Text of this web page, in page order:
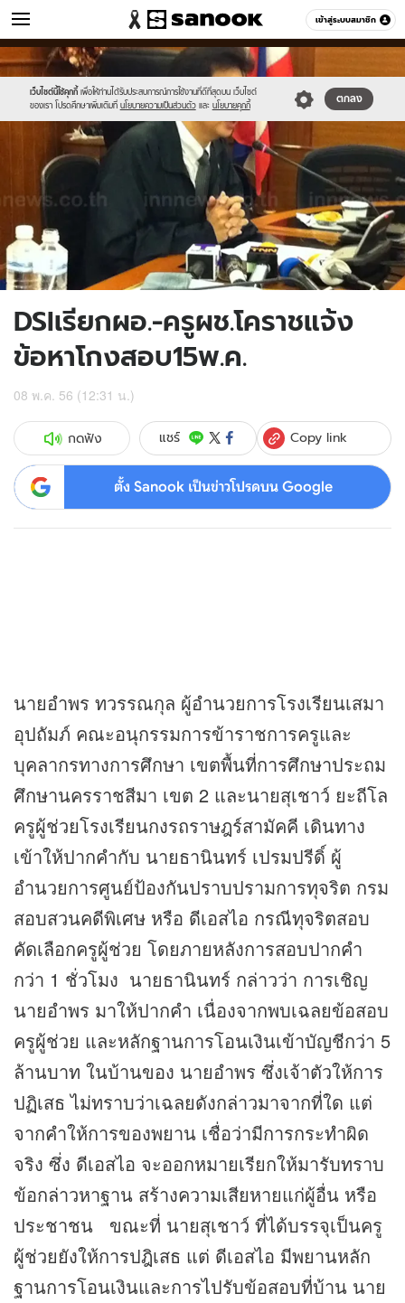
เข้าสู่ระบบสมาชิก
ข่าว หมวดอื่นๆ
เว็บไซต์นี้ใช้คุกกี้ เพื่อให้ท่านได้รับประสบการณ์การใช้งานที่ดีที่สุดบน เว็บไซต์
ของเรา โปรดศึกษาเพิ่มเติมที่ นโยบายความเป็นส่วนตัว และ นโยบายคุกกี้
ตกลง
Sanook
//s.isanook.com/sr/0/images/logo-
new-
sanook.png
600
60
//s.isanook.com/ns/0/ud/236/1184788/451429-
01.jpg
DSIเรียกผอ.-ครูผช.โคราชแจ้ง
ข้อหาโกงสอบ15พ.ค.
08 พ.ค. 56 (12:31 น.)
กดฟัง แชร์ Copy link
ตั้ง Sanook เป็นข่าวโปรดบน Google
นายอำพร ทวรรณกุล ผู้อำนวยการโรงเรียนเสมา
อุปถัมภ์ คณะอนุกรรมการข้าราชการครูและ
บุคลากรทางการศึกษา เขตพื้นที่การศึกษาประถม
ศึกษานครราชสีมา เขต 2 และนายสุเชาว์ ยะถีโล
ครูผู้ช่วยโรงเรียนกงรถราษฎร์สามัคคี เดินทาง
เข้าให้ปากคำกับ นายธานินทร์ เปรมปรีดิ์ ผู้
อำนวยการศูนย์ป้องกันปราบปรามการทุจริต กรม
สอบสวนคดีพิเศษ หรือ ดีเอสไอ กรณีทุจริตสอบ
คัดเลือกครูผู้ช่วย โดยภายหลังการสอบปากคำ
กว่า 1 ชั่วโมง นายธานินทร์ กล่าวว่า การเชิญ
นายอำพร มาให้ปากคำ เนื่องจากพบเฉลยข้อสอบ
ครูผู้ช่วย และหลักฐานการโอนเงินเข้าบัญชีกว่า 5
ล้านบาท ในบ้านของ นายอำพร ซึ่งเจ้าตัวให้การ
ปฏิเสธ ไม่ทราบว่าเฉลยดังกล่าวมาจากที่ใด แต่
จากคำให้การของพยาน เชื่อว่ามีการกระทำผิด
จริง ซึ่ง ดีเอสไอ จะออกหมายเรียกให้มารับทราบ
ข้อกล่าวหาฐาน สร้างความเสียหายแก่ผู้อื่น หรือ
ประชาชน ขณะที่ นายสุเชาว์ ที่ได้บรรจุเป็นครู
ผู้ช่วยยังให้การปฎิเสธ แต่ ดีเอสไอ มีพยานหลัก
ฐานการโอนเงินและการไปรับข้อสอบที่บ้าน นาย